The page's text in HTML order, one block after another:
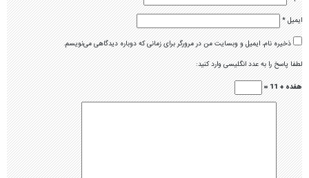
ایمیل*
ذخیره نام، ایمیل و وبسایت من در مرورگر برای زمانی که دوباره دیدگاهی می‌نویسم.
لطفا پاسخ را به عدد انگلیسی وارد کنید:
هفده + 11 =